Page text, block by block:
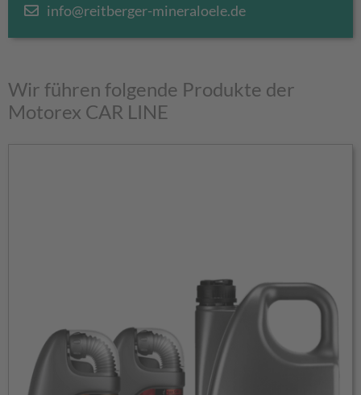
info@reitberger-mineraloele.de
Wir führen folgende Produkte der
Motorex CAR LINE